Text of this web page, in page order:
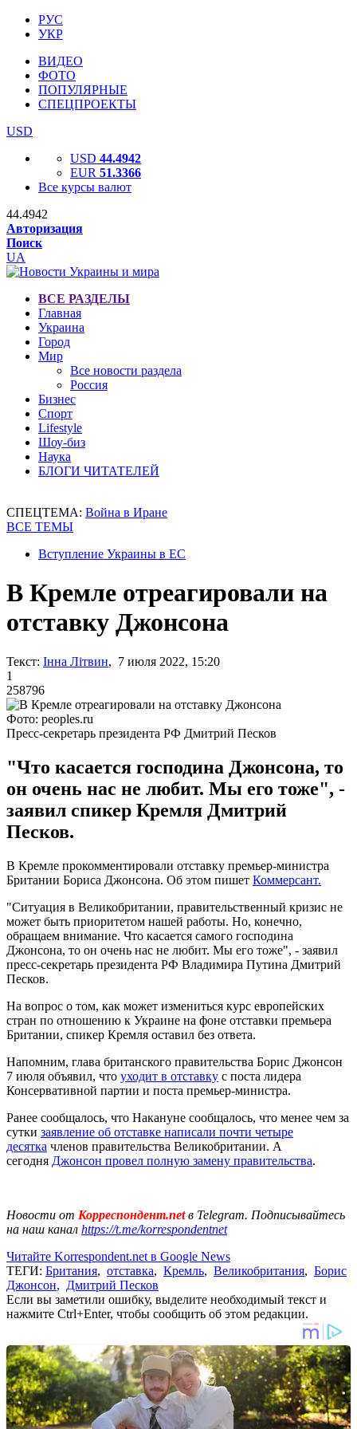
РУС
УКР
ВИДЕО
ФОТО
ПОПУЛЯРНЫЕ
СПЕЦПРОЕКТЫ
USD
USD 44.4942
EUR 51.3366
Все курсы валют
44.4942
Авторизация
Поиск
UA
ВСЕ РАЗДЕЛЫ
Главная
Украина
Город
Мир
Все новости раздела
Россия
Бизнес
Спорт
Lifestyle
Шоу-биз
Наука
БЛОГИ ЧИТАТЕЛЕЙ
СПЕЦТЕМА: Война в Иране
ВСЕ ТЕМЫ
Вступление Украины в ЕС
В Кремле отреагировали на
отставку Джонсона
Текст: Інна Літвин, 7 июля 2022, 15:20
1
258796
Фото: peoples.ru
Пресс-секретарь президента РФ Дмитрий Песков
"Что касается господина Джонсона, то
он очень нас не любит. Мы его тоже", -
заявил спикер Кремля Дмитрий
Песков.
В Кремле прокомментировали отставку премьер-министра
Британии Бориса Джонсона. Об этом пишет Коммерсант.
"Ситуация в Великобритании, правительственный кризис не
может быть приоритетом нашей работы. Но, конечно,
обращаем внимание. Что касается самого господина
Джонсона, то он очень нас не любит. Мы его тоже", - заявил
пресс-секретарь президента РФ Владимира Путина Дмитрий
Песков.
На вопрос о том, как может измениться курс европейских
стран по отношению к Украине на фоне отставки премьера
Британии, спикер Кремля оставил без ответа.
Напомним, глава британского правительства Борис Джонсон
7 июля объявил, что уходит в отставку с поста лидера
Консервативной партии и поста премьер-министра.
Ранее сообщалось, что Накануне сообщалось, что менее чем за
сутки заявление об отставке написали почти четыре
десятка членов правительства Великобритании. А
сегодня Джонсон провел полную замену правительства.
Новости от Корреспондент.netв Telegram. Подписывайтесь
на наш канал https://t.me/korrespondentnet
Читайте Korrespondent.net в Google News
ТЕГИ: Британия, отставка, Кремль, Великобритания, Борис
Джонсон, Дмитрий Песков
Если вы заметили ошибку, выделите необходимый текст и
нажмите Ctrl+Enter, чтобы сообщить об этом редакции.